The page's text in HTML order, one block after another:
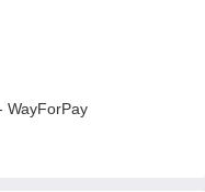
WayForPay